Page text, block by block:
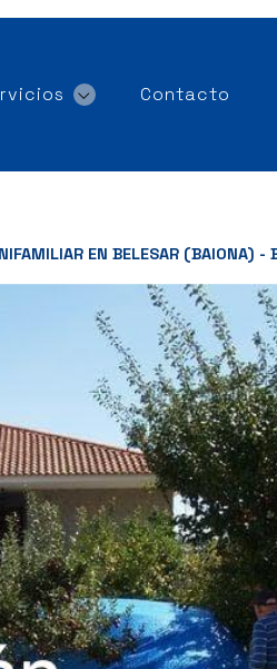
Contacto
EN BELESAR (BAIONA) -